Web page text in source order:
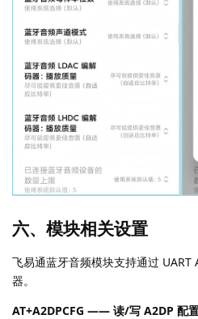
六、模块相关设置
飞易通蓝牙音频模块支持通过 UART
器。
AT+A2DPCFG —— 读/写 A2DP 配